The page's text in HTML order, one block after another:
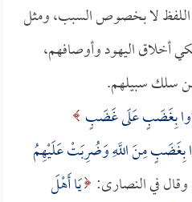
اللفظ لا بخصوص السبب، ومثل
أخلاق اليهود وأوصافهم،
سلك سبيلهم.
بِغَضَبٍ عَلَى غَضَبٍ
بِغَضَبٍ مِنَ اللَّهِ وَضُرِبَتْ عَلَيْهِمُ
يَا أَهْلَ